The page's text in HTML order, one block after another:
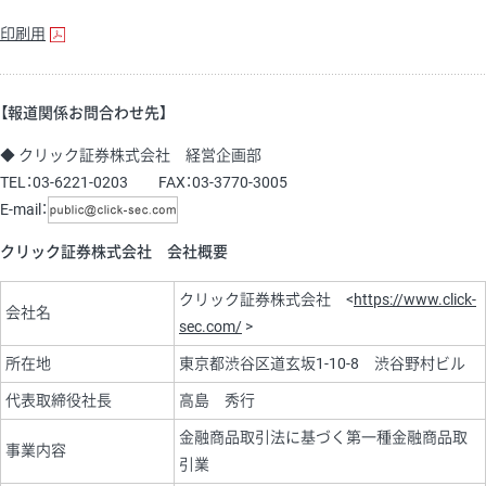
印刷用
【報道関係お問合わせ先】
◆ クリック証券株式会社 経営企画部
TEL：03-6221-0203 FAX：03-3770-3005
E-mail：
クリック証券株式会社 会社概要
会社名
クリック証券株式会社 <https://www.click-
sec.com/ >
所在地 東京都渋谷区道玄坂1-10-8 渋谷野村ビル
代表取締役社長 高島 秀行
事業内容
金融商品取引法に基づく第一種金融商品取
引業